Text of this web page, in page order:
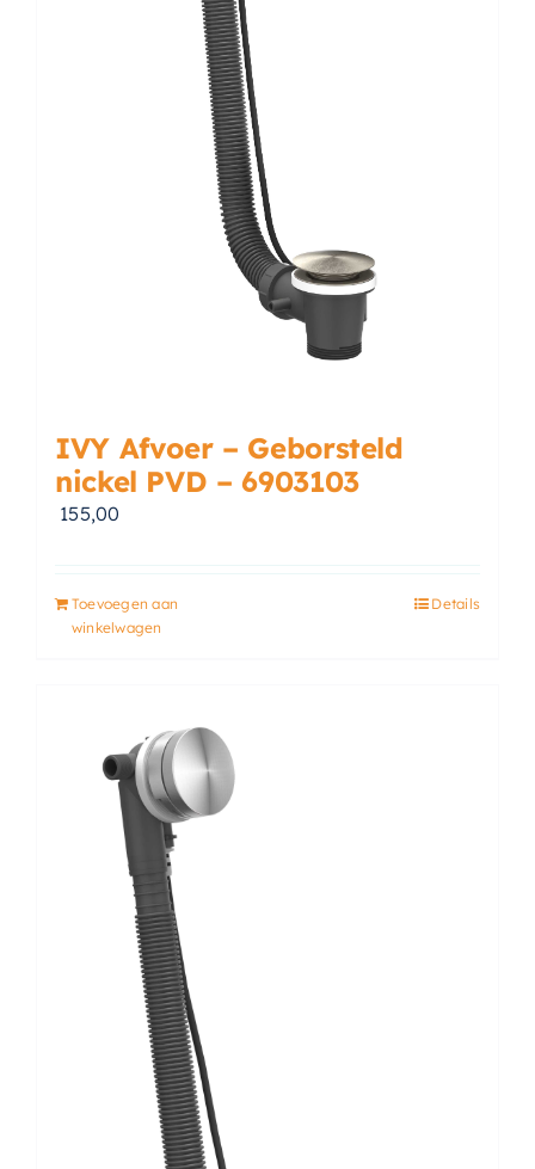
IVY Afvoer – Geborsteld
nickel PVD – 6903103
155,00
Toevoegen aan
winkelwagen
Details